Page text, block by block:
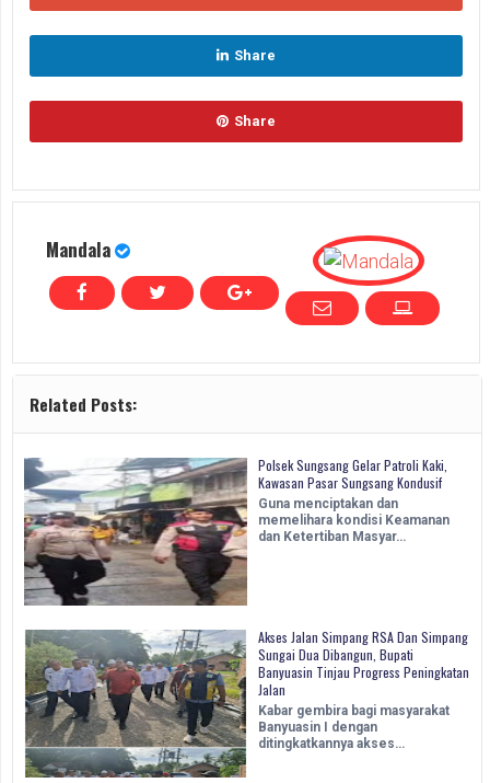
Share
Share
Mandala
Related Posts:
Polsek Sungsang Gelar Patroli Kaki,
Kawasan Pasar Sungsang Kondusif
Guna menciptakan dan
memelihara kondisi Keamanan
dan Ketertiban Masyar…
Akses Jalan Simpang RSA Dan Simpang
Sungai Dua Dibangun, Bupati
Banyuasin Tinjau Progress Peningkatan
Jalan
Kabar gembira bagi masyarakat
Banyuasin I dengan
ditingkatkannya akses…